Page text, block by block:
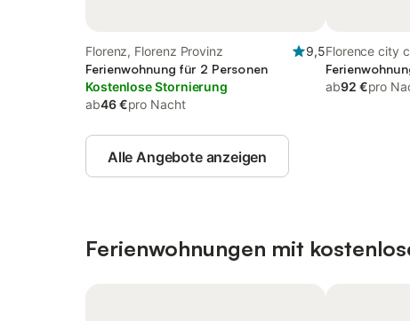
Florenz, Florenz Provinz
9,5
Ferienwohnung für 2 Personen
Kostenlose Stornierung
ab46 €pro Nacht
Florence city
ab92 €pro
Alle Angebote anzeigen
Ferienwohnungen mit